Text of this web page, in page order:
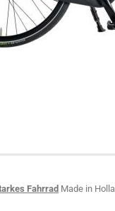
Fahrrad Made in